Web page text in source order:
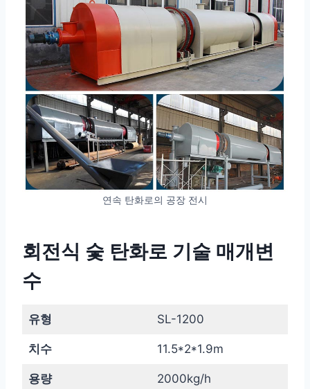
연속 탄화로의 공장 전시
회전식 숯 탄화로 기술 매개변
수
유형 SL-1200
치수 11.5*2*1.9m
용량 2000kg/h